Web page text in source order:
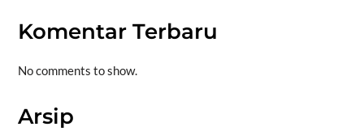
Komentar Terbaru
No comments to show.
Arsip